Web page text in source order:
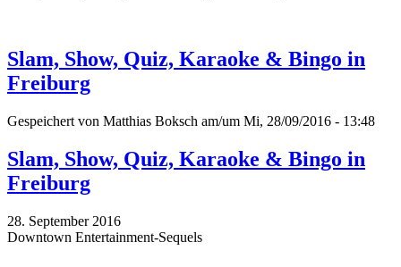
Slam, Show, Quiz, Karaoke & Bingo in
Freiburg
Gespeichert von Matthias Boksch am/um Mi, 28/09/2016 - 13:48
Slam, Show, Quiz, Karaoke & Bingo in
Freiburg
28. September 2016
Downtown Entertainment-Sequels